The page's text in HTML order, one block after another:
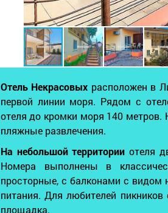
Отель Некрасовых расположен в
первой линии моря. Рядом с
отеля до кромки моря 140 метров.
пляжные развлечения.
На небольшой территории отеля
Номера выполнены в
просторные, с балконами с видом
питания. Для любителей
площадка.